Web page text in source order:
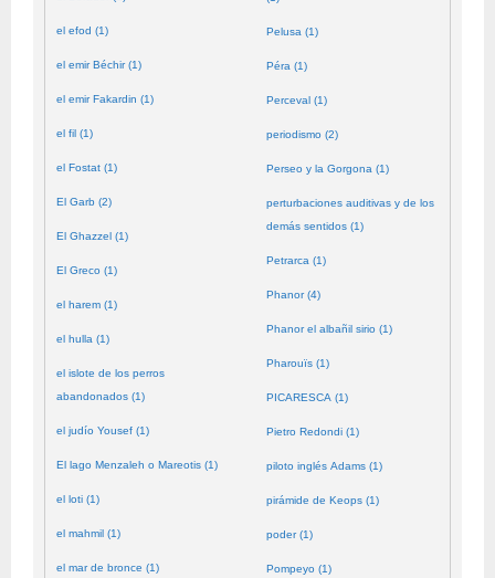
el efod (1)
el emir Béchir (1)
el emir Fakardin (1)
el fil (1)
el Fostat (1)
El Garb (2)
El Ghazzel (1)
El Greco (1)
el harem (1)
el hulla (1)
el islote de los perros
abandonados (1)
el judío Yousef (1)
El lago Menzaleh o Mareotis (1)
el loti (1)
el mahmil (1)
el mar de bronce (1)
Pelusa (1)
Péra (1)
Perceval (1)
periodismo (2)
Perseo y la Gorgona (1)
perturbaciones auditivas y de los
demás sentidos (1)
Petrarca (1)
Phanor (4)
Phanor el albañil sirio (1)
Pharouïs (1)
PICARESCA (1)
Pietro Redondi (1)
piloto inglés Adams (1)
pirámide de Keops (1)
poder (1)
Pompeyo (1)